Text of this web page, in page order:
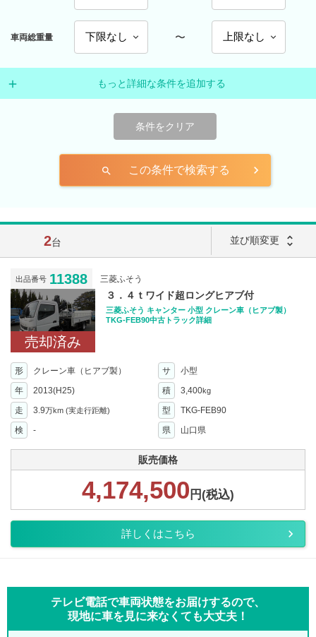
車両総重量 〜
もっと詳細な条件を追加する
条件をクリア
search この条件で検索する
2台 並び順変更 unfold_more
出品番号 11388 三菱ふそう
売却済み
３．４ｔワイド超ロングヒアブ付
三菱ふそう キャンター 小型 クレーン車（ヒアブ製）
TKG-FEB90中古トラック詳細
形 クレーン車（ヒアブ製） サ
小型
年
2013(H25) 積 3,400kg
走 3.9万km (実走行距離) 型
TKG-FEB90
検
- 県 山口県
販売価格
4,174,500 円(税込)
詳しくはこちら
テレビ電話で車両状態をお届けするので、
現地に車を見に来なくても大丈夫！